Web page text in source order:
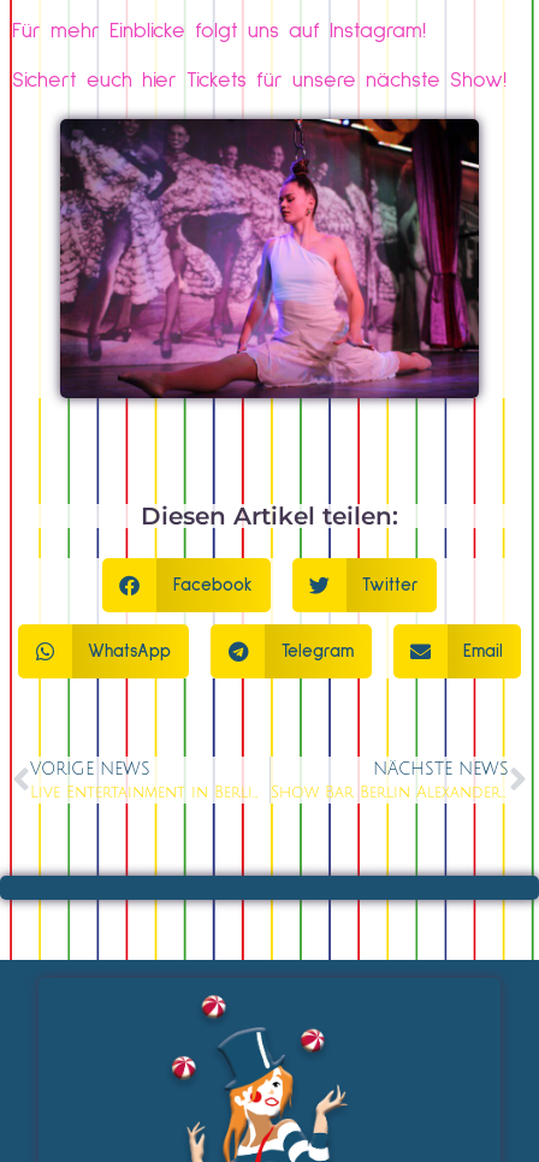
Für mehr Einblicke folgt uns auf Instagram!
Sichert euch hier Tickets für unsere nächste Show!
Diesen Artikel teilen:
Facebook Twitter
WhatsApp Telegram Email
VORIGE NEWS
Live Entertainment in Berlin Mitte: Das beste Programm unterm Fernsehturm in 2026!
NÄCHSTE NEWS
Show Bar Berlin Alexanderplatz: Das Nr. 1 Live Entertainment unterm Turm